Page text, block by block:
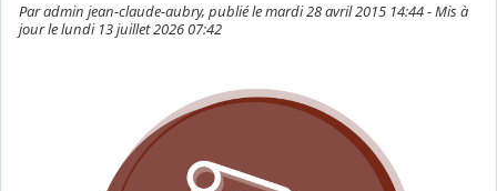
Par admin jean-claude-aubry, publié le mardi 28 avril 2015 14:44 - Mis à
jour le lundi 13 juillet 2026 07:42